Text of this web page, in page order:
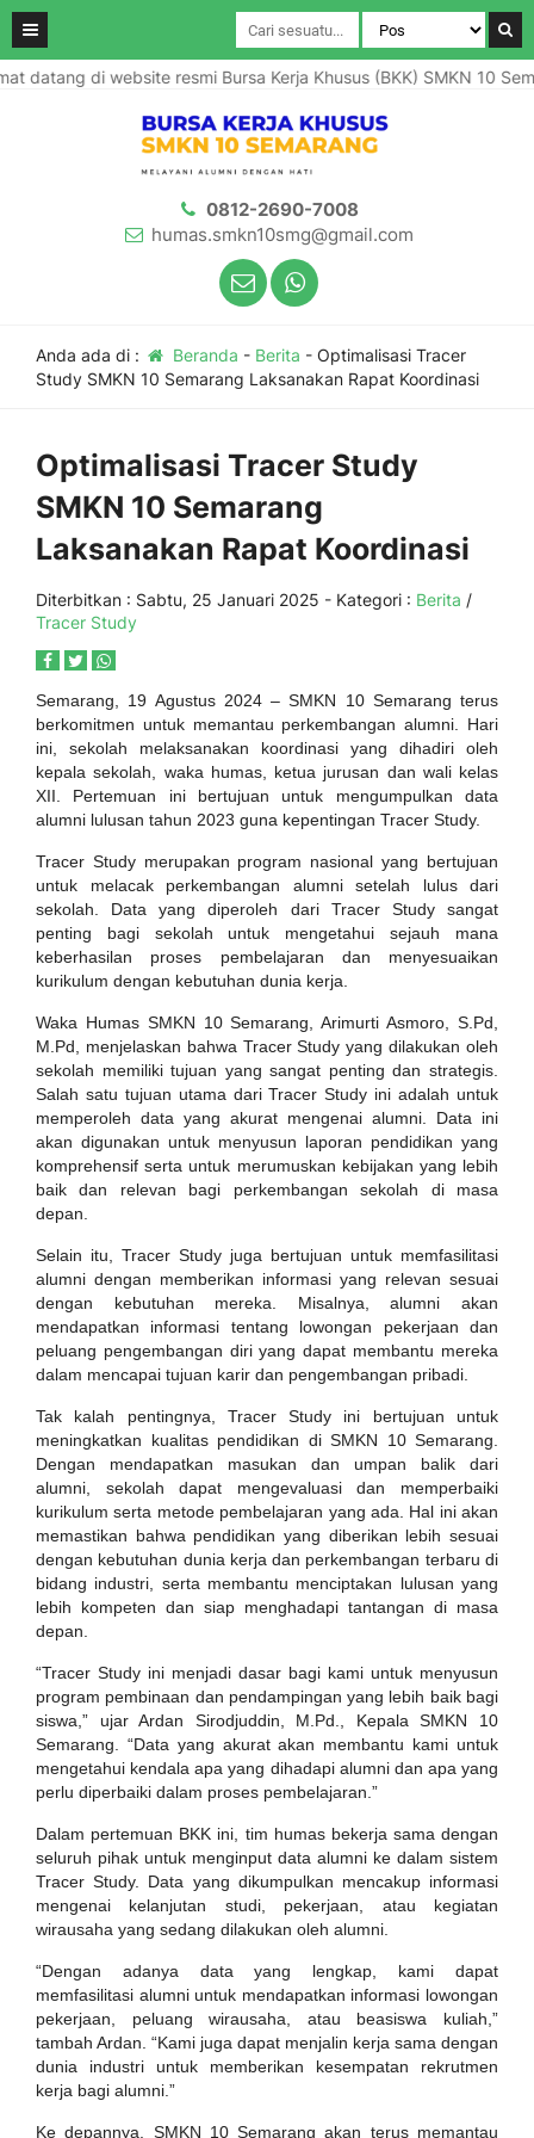
datang di website resmi Bursa Kerja Khusus (BKK) SMKN 10
0812-2690-7008
humas.smkn10smg@gmail.com
Anda ada di : Beranda - Berita - Optimalisasi Tracer
Study SMKN 10 Semarang Laksanakan Rapat Koordinasi
Optimalisasi Tracer Study
SMKN 10 Semarang
Laksanakan Rapat Koordinasi
Diterbitkan : Sabtu, 25 Januari 2025 - Kategori : Berita /
Tracer Study
Semarang, 19 Agustus 2024 – SMKN 10 Semarang terus
berkomitmen untuk memantau perkembangan alumni. Hari
ini, sekolah melaksanakan koordinasi yang dihadiri oleh
kepala sekolah, waka humas, ketua jurusan dan wali kelas
XII. Pertemuan ini bertujuan untuk mengumpulkan data
alumni lulusan tahun 2023 guna kepentingan Tracer Study.
Tracer Study merupakan program nasional yang bertujuan
untuk melacak perkembangan alumni setelah lulus dari
sekolah. Data yang diperoleh dari Tracer Study sangat
penting bagi sekolah untuk mengetahui sejauh mana
keberhasilan proses pembelajaran dan menyesuaikan
kurikulum dengan kebutuhan dunia kerja.
Waka Humas SMKN 10 Semarang, Arimurti Asmoro, S.Pd,
M.Pd, menjelaskan bahwa Tracer Study yang dilakukan oleh
sekolah memiliki tujuan yang sangat penting dan strategis.
Salah satu tujuan utama dari Tracer Study ini adalah untuk
memperoleh data yang akurat mengenai alumni. Data ini
akan digunakan untuk menyusun laporan pendidikan yang
komprehensif serta untuk merumuskan kebijakan yang lebih
baik dan relevan bagi perkembangan sekolah di masa
depan.
Selain itu, Tracer Study juga bertujuan untuk memfasilitasi
alumni dengan memberikan informasi yang relevan sesuai
dengan kebutuhan mereka. Misalnya, alumni akan
mendapatkan informasi tentang lowongan pekerjaan dan
peluang pengembangan diri yang dapat membantu mereka
dalam mencapai tujuan karir dan pengembangan pribadi.
Tak kalah pentingnya, Tracer Study ini bertujuan untuk
meningkatkan kualitas pendidikan di SMKN 10 Semarang.
Dengan mendapatkan masukan dan umpan balik dari
alumni, sekolah dapat mengevaluasi dan memperbaiki
kurikulum serta metode pembelajaran yang ada. Hal ini akan
memastikan bahwa pendidikan yang diberikan lebih sesuai
dengan kebutuhan dunia kerja dan perkembangan terbaru di
bidang industri, serta membantu menciptakan lulusan yang
lebih kompeten dan siap menghadapi tantangan di masa
depan.
“Tracer Study ini menjadi dasar bagi kami untuk menyusun
program pembinaan dan pendampingan yang lebih baik bagi
siswa,” ujar Ardan Sirodjuddin, M.Pd., Kepala SMKN 10
Semarang. “Data yang akurat akan membantu kami untuk
mengetahui kendala apa yang dihadapi alumni dan apa yang
perlu diperbaiki dalam proses pembelajaran.”
Dalam pertemuan BKK ini, tim humas bekerja sama dengan
seluruh pihak untuk menginput data alumni ke dalam sistem
Tracer Study. Data yang dikumpulkan mencakup informasi
mengenai kelanjutan studi, pekerjaan, atau kegiatan
wirausaha yang sedang dilakukan oleh alumni.
“Dengan adanya data yang lengkap, kami dapat
memfasilitasi alumni untuk mendapatkan informasi lowongan
pekerjaan, peluang wirausaha, atau beasiswa kuliah,”
tambah Ardan. “Kami juga dapat menjalin kerja sama dengan
dunia industri untuk memberikan kesempatan rekrutmen
kerja bagi alumni.”
Ke depannya, SMKN 10 Semarang akan terus memantau